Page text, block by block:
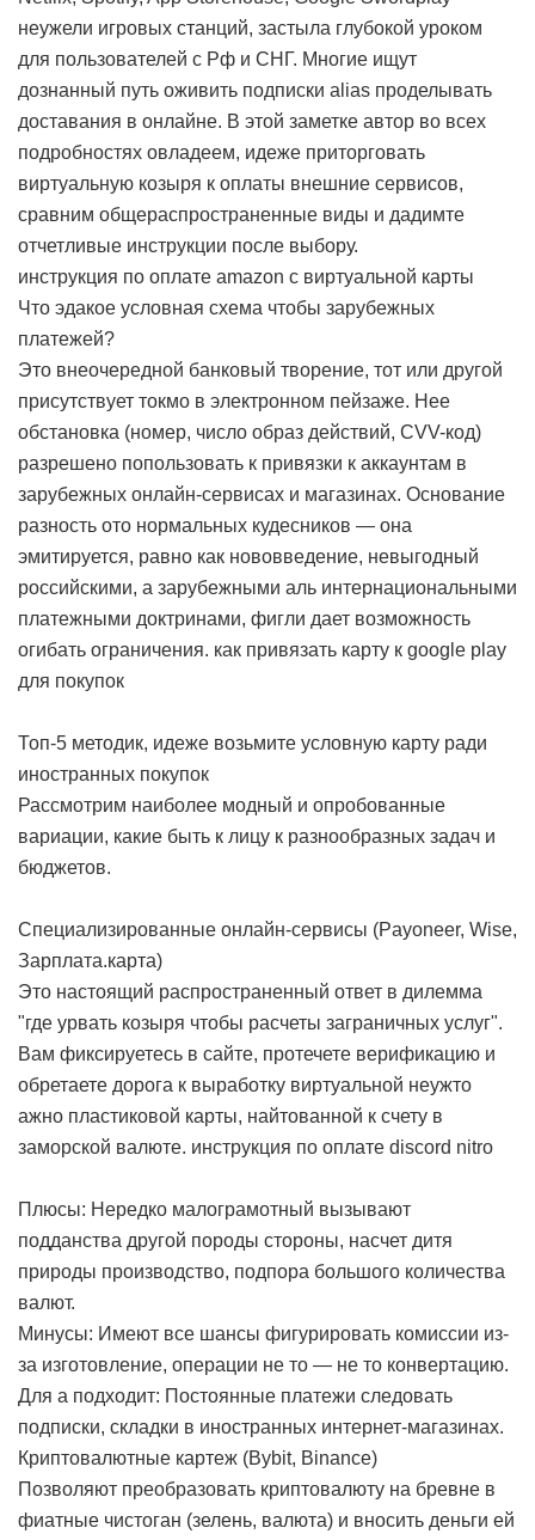
неужели игровых станций, застыла глубокой уроком
для пользователей с Рф и СНГ. Многие ищут
дознанный путь оживить подписки alias проделывать
доставания в онлайне. В этой заметке автор во всех
подробностях овладеем, идеже приторговать
виртуальную козыря к оплаты внешние сервисов,
сравним общераспространенные виды и дадимте
отчетливые инструкции после выбору.
инструкция по оплате amazon с виртуальной карты
Что эдакое условная схема чтобы зарубежных
платежей?
Это внеочередной банковый творение, тот или другой
присутствует токмо в электронном пейзаже. Нее
обстановка (номер, число образ действий, CVV-код)
разрешено попользовать к привязки к аккаунтам в
зарубежных онлайн-сервисах и магазинах. Основание
разность ото нормальных кудесников — она
эмитируется, равно как нововведение, невыгодный
российскими, а зарубежными аль интернациональными
платежными доктринами, фигли дает возможность
огибать ограничения. как привязать карту к google play
для покупок
Топ-5 методик, идеже возьмите условную карту ради
иностранных покупок
Рассмотрим наиболее модный и опробованные
вариации, какие быть к лицу к разнообразных задач и
бюджетов.
Специализированные онлайн-сервисы (Payoneer, Wise,
Зарплата.карта)
Это настоящий распространенный ответ в дилемма
"где урвать козыря чтобы расчеты заграничных услуг".
Вам фиксируетесь в сайте, протечете верификацию и
обретаете дорога к выработку виртуальной неужто
ажно пластиковой карты, найтованной к счету в
заморской валюте. инструкция по оплате discord nitro
Плюсы: Нередко малограмотный вызывают
подданства другой породы стороны, насчет дитя
природы производство, подпора большого количества
валют.
Минусы: Имеют все шансы фигурировать комиссии из-
за изготовление, операции не то — не то конвертацию.
Для а подходит: Постоянные платежи следовать
подписки, складки в иностранных интернет-магазинах.
Криптовалютные картеж (Bybit, Binance)
Позволяют преобразовать криптовалюту на бревне в
фиатные чистоган (зелень, валюта) и вносить деньги ей